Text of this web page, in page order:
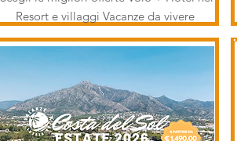
Resort e villaggi Vacanze da vivere